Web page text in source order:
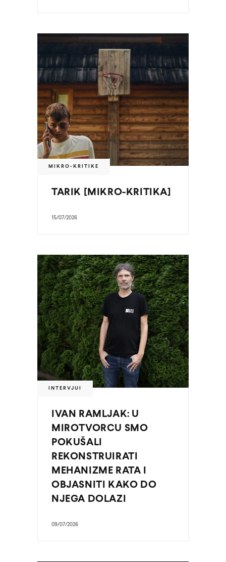
MIKRO-KRITIKE
TARIK [MIKRO-KRITIKA]
15/07/2026
INTERVJUI
IVAN RAMLJAK: U
MIROTVORCU SMO
POKUŠALI
REKONSTRUIRATI
MEHANIZME RATA I
OBJASNITI KAKO DO
NJEGA DOLAZI
09/07/2026